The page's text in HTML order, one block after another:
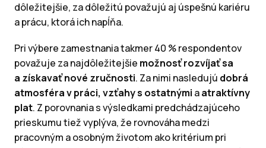
dôležitejšie, za dôležitú považujú aj úspešnú kariéru
a prácu, ktorá ich napĺňa.
Pri výbere zamestnania takmer 40 % respondentov
považuje za najdôležitejšie možnosť rozvíjať sa
a získavať nové zručnosti. Za nimi nasledujú dobrá
atmosféra v práci, vzťahy s ostatnými aatraktívny
plat. Z porovnania s výsledkami predchádzajúceho
prieskumu tiež vyplýva, že rovnováha medzi
pracovným a osobným životom ako kritérium pri